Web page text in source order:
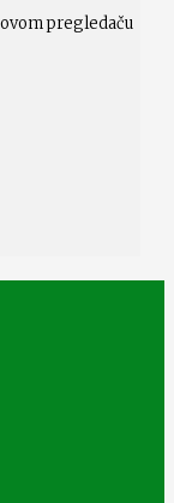
pregledaču